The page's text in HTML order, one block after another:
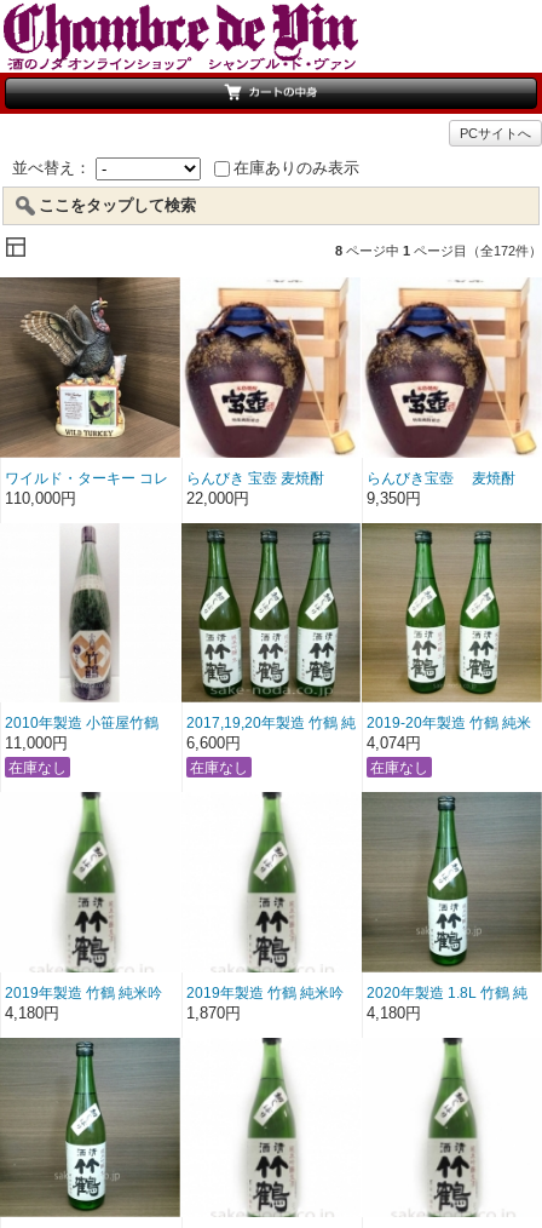
PCサイトへ
並べ替え： 在庫ありのみ表示
ここをタップして検索
8 ページ中 1 ページ目（全172件）
ワイルド・ターキー コレ
クション サマー
110,000円
らんびき 宝壺 麦焼酎
5000ml
22,000円
らんびき宝壺 麦焼酎
1800ml
9,350円
2010年製造 小笹屋竹鶴
生酛 純米吟醸原酒
1800ml
11,000円
2017,19,20年製造 竹鶴 純
米吟醸生酒 初しぼり 「飲
み比べ３本セット」
720ml×3
6,600円
2019-20年製造 竹鶴 純米
吟醸生酒 初しぼり 「飲み
比べ2本セット」
720ml×2
4,074円
2019年製造 竹鶴 純米吟
醸生酒 初しぼり (1800ml)
4,180円
2019年製造 竹鶴 純米吟
醸生酒 初しぼり (720ml)
1,870円
2020年製造 1.8L 竹鶴 純
米吟醸生酒 初しぼり
4,180円